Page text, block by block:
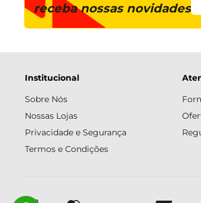
receba nossas novidades
Institucional
Sobre Nós
Nossas Lojas
Privacidade e Segurança
Termos e Condições